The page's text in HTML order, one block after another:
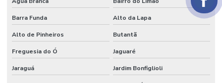
Tecido aveludado automotivo
Tecido flocado
Barra Funda Alto da Lapa
Alto de Pinheiros Butantã
Freguesia do Ó Jaguaré
Jaraguá Jardim Bonfiglioli